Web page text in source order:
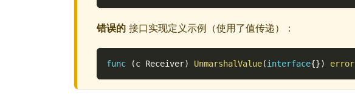
错误的 接口实现定义示例（使用了值传递）：
func (c Receiver) UnmarshalValue(interface{}) error